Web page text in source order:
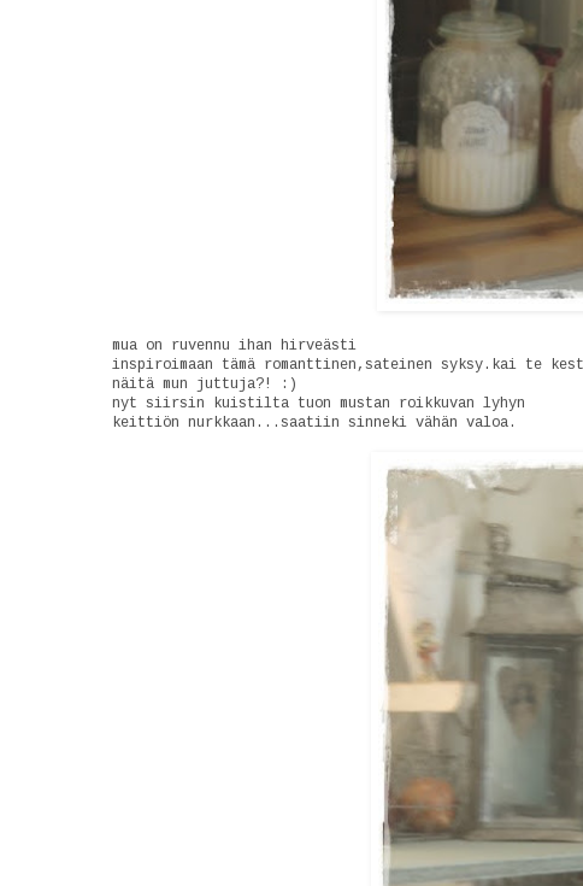
mua on ruvennu ihan hirveästi
inspiroimaan tämä romanttinen,sateinen syksy.kai te
näitä mun juttuja?! :)
nyt siirsin kuistilta tuon mustan roikkuvan lyhyn
keittiön nurkkaan...saatiin sinneki vähän valoa.